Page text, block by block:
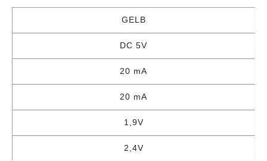
GELB
DC 5V
20 mA
20 mA
1,9V
2,4V